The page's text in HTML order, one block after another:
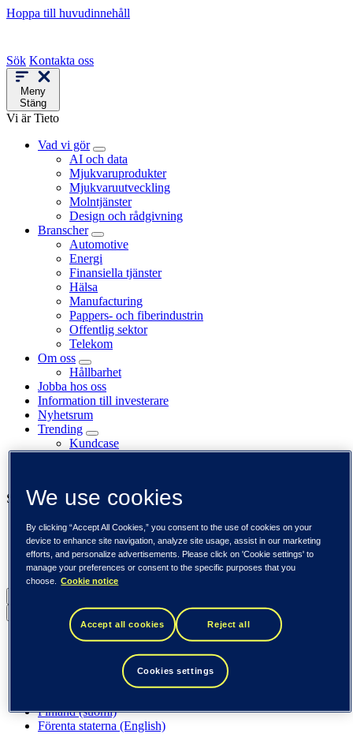
Hoppa till huvudinnehåll
Sök Kontakta oss
Meny
Stäng
Vi är Tieto
Vad vi gör
AI och data
Mjukvaruprodukter
Mjukvaruutveckling
Molntjänster
Design och rådgivning
Branscher
Automotive
Energi
Finansiella tjänster
Hälsa
Manufacturing
Pappers- och fiberindustrin
Offentlig sektor
Telekom
Om oss
Hållbarhet
Jobba hos oss
Information till investerare
Nyhetsrum
Trending
Kundcase
Se också
Tieto Banktech
Tieto Caretech
Tieto Indtech
Tieto Tech Consulting
Back to menu
Global (English)
Spanien / Iberia (español)
Sverige (svenska)
Finland (suomi)
Förenta staterna (English)
We use cookies
By clicking “Accept All Cookies,” you consent to the use of cookies on your
device to enhance site navigation, analyze site usage, assist in our marketing
efforts, and personalize advertisements. Please click on 'Cookie settings' to
manage your preferences or consent to the specific purposes that you
choose.
Cookie notice
Accept all cookies Reject all
Cookies settings